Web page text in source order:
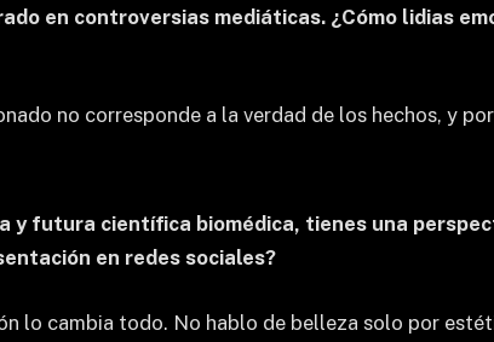
en controversias mediáticas. ¿Cómo lidias
no corresponde a la verdad de los hechos, y
y futura científica biomédica, tienes una
en redes sociales?
lo cambia todo. No hablo de belleza solo por